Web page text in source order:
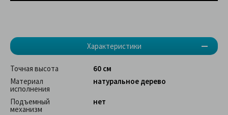
Характеристики
Точная высота
60 см
Материал
исполнения
натуральное дерево
Подъемный
механизм
нет